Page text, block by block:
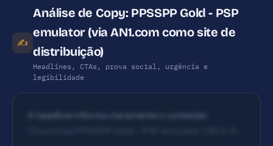
✍️
Análise de Copy: PPSSPP Gold - PSP
emulator (via AN1.com como site de
distribuição)
Headlines, CTAs, prova social, urgência e
legibilidade
A headline informa claramente o conteúdo